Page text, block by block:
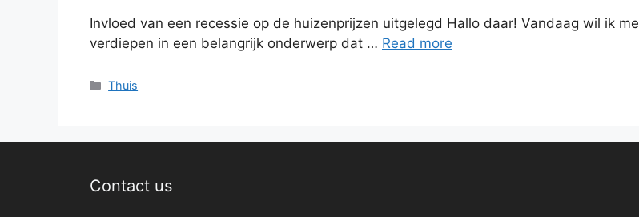
Invloed van een recessie op de huizenprijzen uitgelegd Hallo daar! Vandaag wil ik me
verdiepen in een belangrijk onderwerp dat … Read more
Categories
Thuis
Contact us